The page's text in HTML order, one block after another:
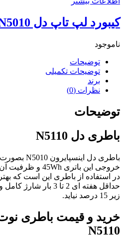
کیبورد لپ تاپ دل Inspiron N5010
ناموجود
توضیحات
توضیحات تکمیلی
برند
نظرات (0)
توضیحات
باطری دل N5110
در استفاده از باطری این است که
حداقل هفته ای 2 تا 3
زیر 15 درصد نیاید.
N5110